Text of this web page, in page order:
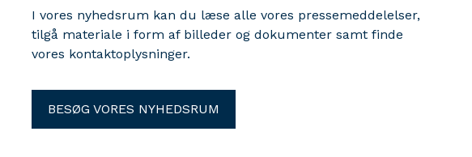
rejselyst – dog anbefaler
forsikringsselskabet altid rejsende at
I vores nyhedsrum kan du læse alle vores pressemeddelelser,
tilgå materiale i form af billeder og dokumenter samt finde
vores kontaktoplysninger.
BESØG VORES NYHEDSRUM